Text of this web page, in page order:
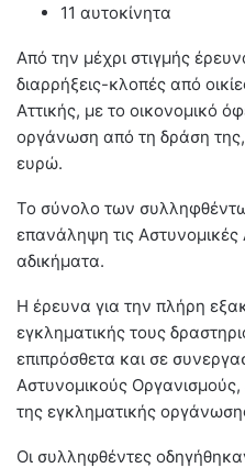
11 αυτοκίνητα
Από την μέχρι στιγμής
διαρρήξεις-κλοπές από
Αττικής, με το οικονομικό
οργάνωση από τη δράση
ευρώ.
Το σύνολο των
επανάληψη τις Αστυνομικές
αδικήματα.
Η έρευνα για την πλήρη
εγκληματικής τους
επιπρόσθετα και σε
Αστυνομικούς Οργανισμούς,
της εγκληματικής
Οι συλληφθέντες